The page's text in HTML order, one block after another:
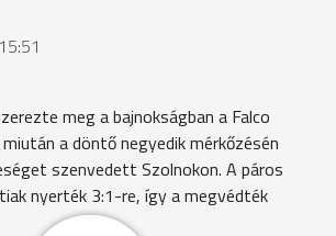
meg a bajnokságban a Falco
a döntő negyedik mérkőzésén
szenvedett Szolnokon. A páros
nyerték 3:1-re, így a megvédték